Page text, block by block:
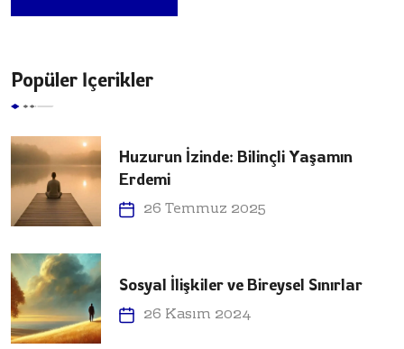
Popüler İçerikler
Huzurun İzinde: Bilinçli Yaşamın
Erdemi
26 Temmuz 2025
Sosyal İlişkiler ve Bireysel Sınırlar
26 Kasım 2024